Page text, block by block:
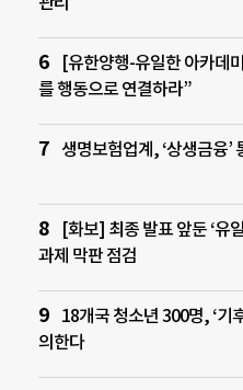
[유한양행-유일한 아카데
를 행동으로 연결하라”
생명보험업계, ‘상생금융’
[화보] 최종 발표 앞둔 ‘유
과제 막판 점검
18개국 청소년 300명, ‘기
의한다